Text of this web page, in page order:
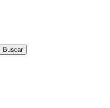
Buscar